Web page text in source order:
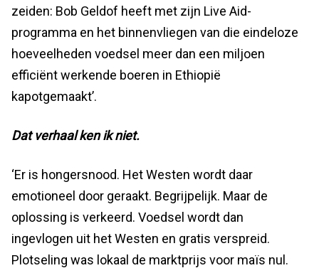
zeiden: Bob Geldof heeft met zijn Live Aid-
programma en het binnenvliegen van die eindeloze
hoeveelheden voedsel meer dan een miljoen
efficiënt werkende boeren in Ethiopië
kapotgemaakt’.
Dat verhaal ken ik niet.
‘Er is hongersnood. Het Westen wordt daar
emotioneel door geraakt. Begrijpelijk. Maar de
oplossing is verkeerd. Voedsel wordt dan
ingevlogen uit het Westen en gratis verspreid.
Plotseling was lokaal de marktprijs voor maïs nul.